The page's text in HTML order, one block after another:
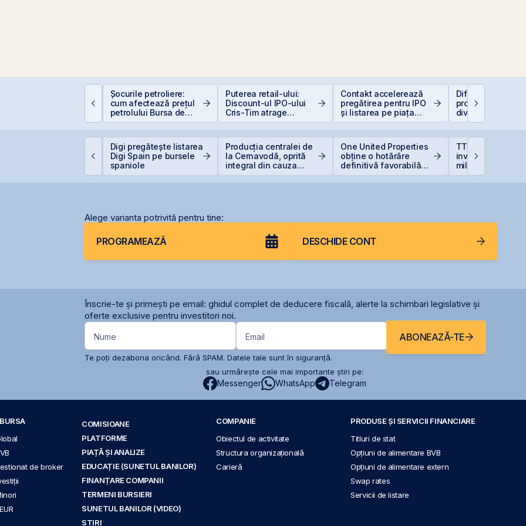
Șocurile petroliere:
cum afectează prețul
petrolului Bursa de
Valori București
Puterea retail-ului:
Discount-ul IPO-ului
Cris-Tim atrage
subscrieri de peste 2
a companiei
Contakt accelerează
pregătirea pentru IPO
și listarea pe piața
AeRO a BVB
Diferența care îți
protejează
dividendele bat
(+5% vs. −6%)
Digi pregătește listarea
Digi Spain pe bursele
spaniole
Producția centralei de
la Cernavodă, oprită
integral din cauza
One United Properties
obține o hotărâre
definitivă favorabilă
TTS finalizează
investiția de 23
milioane euro în
terminalul
Alege varianta potrivită pentru tine:
PROGRAMEAZĂ DESCHIDE CONT
Înscrie-te și primești pe email: ghidul complet de deducere fiscală, alerte la schimbari legislative și
oferte exclusive pentru investitori noi.
Nume Email ABONEAZĂ-TE
Te poți dezabona oricând. Fără SPAM. Datele tale sunt în siguranță.
sau urmărește cele mai importante știri pe:
Messenger WhatsApp Telegram
de broker
COMISIOANE
PLATFORME
PIAȚĂ ȘI ANALIZE
EDUCAȚIE (SUNETUL BANILOR)
FINANȚARE COMPANII
TERMENI BURSIERI
SUNETUL BANILOR (VIDEO)
ȘTIRI
COMPANIE
Obiectul de activitate
Structura organizațională
Carieră
PRODUSE ȘI SERVICII FINANCIARE
Titluri de stat
Opțiuni de alimentare BVB
Opțiuni de alimentare extern
Swap rates
Servicii de listare